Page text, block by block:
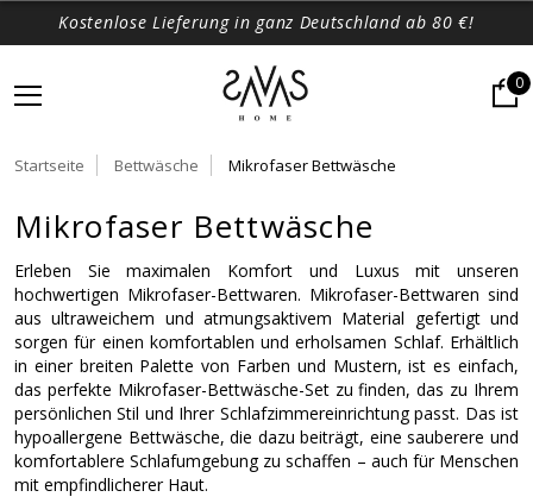
Kostenlose Lieferung in ganz Deutschland ab 80 €!
0
Startseite Bettwäsche Mikrofaser Bettwäsche
Mikrofaser Bettwäsche
Erleben Sie maximalen Komfort und Luxus mit unseren
hochwertigen Mikrofaser-Bettwaren. Mikrofaser-Bettwaren sind
aus ultraweichem und atmungsaktivem Material gefertigt und
sorgen für einen komfortablen und erholsamen Schlaf. Erhältlich
in einer breiten Palette von Farben und Mustern, ist es einfach,
das perfekte Mikrofaser-Bettwäsche-Set zu finden, das zu Ihrem
persönlichen Stil und Ihrer Schlafzimmereinrichtung passt. Das ist
hypoallergene Bettwäsche, die dazu beiträgt, eine sauberere und
komfortablere Schlafumgebung zu schaffen – auch für Menschen
mit empfindlicherer Haut.